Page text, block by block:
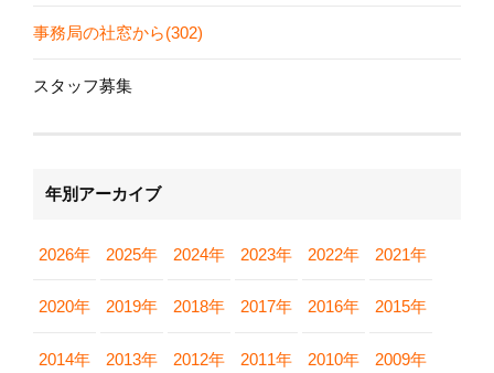
事務局の社窓から(302)
スタッフ募集
年別アーカイブ
2026年 2025年 2024年 2023年 2022年 2021年
2020年 2019年 2018年 2017年 2016年 2015年
2014年 2013年 2012年 2011年 2010年 2009年